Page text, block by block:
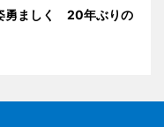
勇ましく 20年ぶりの